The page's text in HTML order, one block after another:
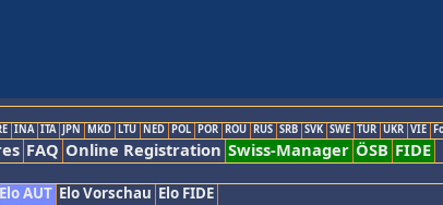
INA ITA JPN MKD LTU NED POL POR ROU RUS SRB SVK SWE TUR UKR VIE
FAQ Online Registration Swiss-Manager ÖSB FIDE
Elo AUT Elo Vorschau Elo FIDE